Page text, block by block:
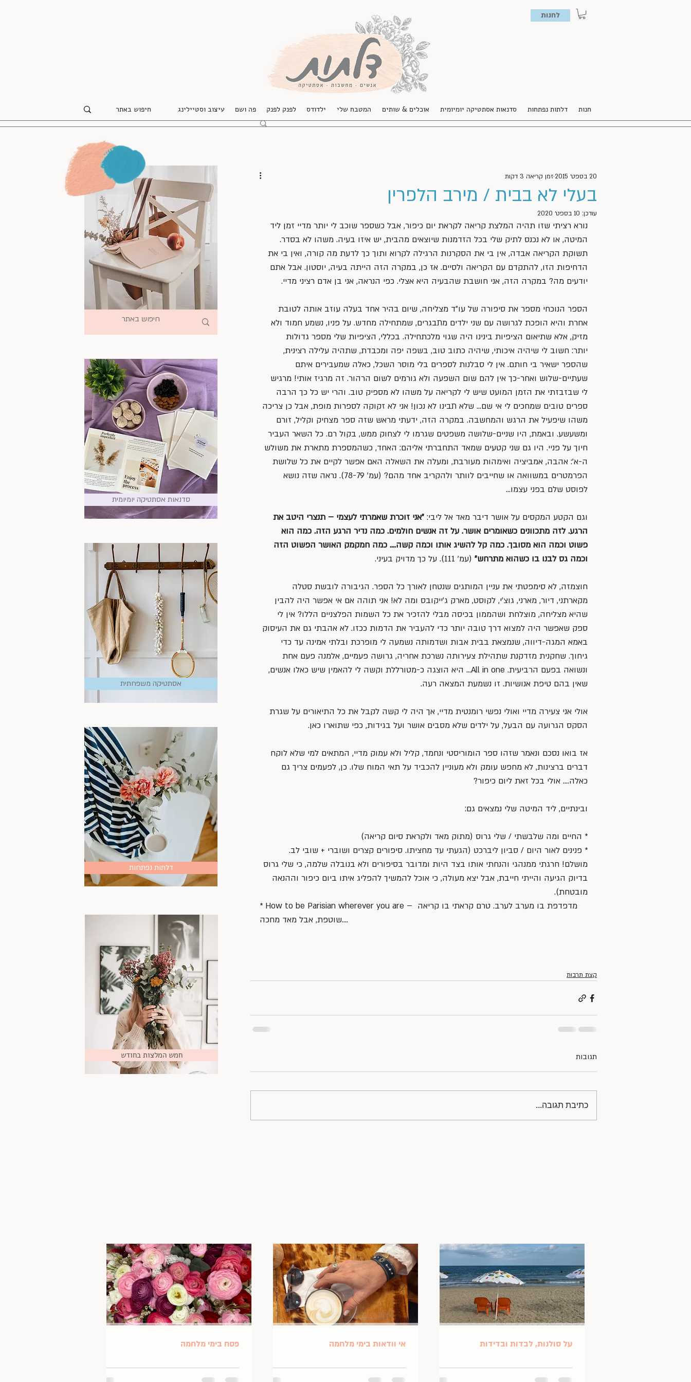
לחנות
חנות דלתות נפתחות סדנאות אסתטיקה יומיומית אוכלים & שותים המטבח שלי ילדודס לפנק לפנק פה ושם עיצוב וסטיילינג
בעלי לא בבית / מירב הלפרין
20 בספט׳ 2015 זמן קריאה 3 דקות
עודכן: 10 בספט׳ 2020
נורא רציתי שזו תהיה המלצת קריאה לקראת יום כיפור, אבל כשספר שוכב לי יותר מדיי זמן ליד
המיטה, או לא נכנס לתיק שלי בכל הזדמנות שיוצאים מהבית, יש איזו בעיה. משהו לא בסדר.
תשוקת הקריאה אבדה, אין בי את הסקרנות הרגילה לקרוא ותוך כך לדעת מה קורה, ואין בי את
הדחיפות הזו, להתקדם עם הקריאה ולסיים. אז כן, במקרה הזה הייתה בעיה, יוסטון. אבל אתם
יודעים מה? במקרה הזה, אני חושבת שהבעיה היא אצלי. כפי הנראה, אני בן אדם רציני מדיי.
הספר הנוכחי מספר את סיפורה של עו״ד מצליחה, שיום בהיר אחד בעלה עוזב אותה לטובת
אחרת והיא הופכת לגרושה עם שני ילדים מתבגרים, שמתחילה מחדש. על פניו, נשמע חמוד ולא
מזיק, אלא שתיאום הציפיות בינינו היה שגוי מלכתחילה. בכללי, הציפיות שלי מספר גדולות
יותר: חשוב לי שיהיה איכותי, שיהיה כתוב טוב, בשפה יפה ומכבדת, שתהיה עלילה רצינית,
שהספר ישאיר בי חותם. אין לי סבלנות לספרים בלי מוסר השכל, כאלה שמעבירים איתם
שעתיים-שלוש ואחר-כך אין להם שום השפעה ולא גורמים לשום הרהור. זה מרגיז אותי! מרגיש
לי שבזבזתי את הזמן המועט שיש לי לקריאה על משהו לא מספיק טוב. והרי יש כל כך הרבה
ספרים טובים שמחכים לי אי שם… שלא תבינו לא נכון! אני לא זקוקה לספרות מופת, אבל כן צריכה
משהו שיפעיל את הרגש והמחשבה. במקרה הזה, ידעתי מראש שזה ספר מצחיק וקליל, זורם
ומשעשע. ובאמת, היו שניים-שלושה משפטים שגרמו לי לצחוק ממש, בקול רם. כל השאר העביר
חיוך על פניי. היו גם שני קטעים שמאד התחברתי אליהם: האחד, כשהמספרת מתארת את משולש
ה-א׳: אהבה, אמביציה ואימהות מעורבת, ומעלה את השאלה האם אפשר לקיים את כל שלושת
הפרמטרים במשוואה או שחייבים לוותר ולהקריב אחד מהם? (עמ׳ 78-79). נראה שזה נושא
לפוסט שלם בפני עצמו…
וגם הקטע המקסים על אושר דיבר מאד אל ליבי: ״אני זוכרת שאמרתי לעצמי – תנצרי היטב את
הרגע. לזה מתכוונים כשאומרים אושר. על זה אנשים חולמים. כמה נדיר הרגע הזה. כמה הוא
פשוט וכמה הוא מסובך. כמה קל להשיג אותו וכמה קשה…. כמה חמקמק האושר הפשוט הזה
וכמה גס לבנו בו כשהוא מתרחש״ (עמ׳ 111). על כך מדויק בעיני.
חוצמזה, לא סימפטתי את עניין המותגים שנטחן לאורך כל הספר. הגיבורה לובשת סטלה
מקארתני, דיור, מארני, גוצ׳י, לקוסט, מארק ג׳ייקובס ומה לא! אני תוהה אם אי אפשר היה להבין
שהיא מצליחה, מוצלחת ושהממון בכיסה מבלי להזכיר את כל השמות הפלצניים הללו? אין לי
ספק שאפשר היה למצוא דרך טובה יותר כדי להעביר את הדמות ככזו. לא אהבתי גם את העיסוק
באמא המגה-דיווה, שנמצאת בבית אבות ושדמותה נשמעה לי מופרכת ובלתי אמינה עד כדי
גיחוך. שחקנית מזדקנת שתהילת צעירותה נשרכת אחריה, גרושה פעמיים, אלמנה פעם אחת
ונשואה בפעם הרביעית. All in one… היא הוצגה כ-מטורללת וקשה לי להאמין שיש כאלו אנשים,
שאין בהם טיפת אנושיות. זו נשמעת המצאה רעה.
אולי אני צעירה מדיי ואולי נפשי רומנטית מדיי, אך היה לי קשה לקבל את כל התיאורים על שגרת
הסקס הגרועה עם הבעל, על ילדים שלא מסבים אושר ועל בגידות, כפי שתוארו כאן.
אז בואו נסכם ונאמר שזהו ספר הומוריסטי ונחמד, קליל ולא עמוק מדיי, המתאים למי שלא לוקח
דברים ברצינות, לא מחפש עומק ולא מעוניין להכביד על תאי המוח שלו. כן, לפעמים צריך גם
כאלה…. אולי בכל זאת ליום כיפור?
ובינתיים, ליד המיטה שלי נמצאים גם:
* החיים ומה שלבשתי / שלי גרוס (מתוק מאד ולקראת סיום קריאה)
* פנינים לאור היום / סביון ליברכט (הגעתי עד מחציתו. סיפורים קצרים ושוברי + שובי לב.
מושלם! חרגתי ממנהגי והנחתי אותו בצד היות ומדובר בסיפורים ולא בנובלה שלמה, כי שלי גרוס
בדיוק הגיעה והייתי חייבת, אבל יצא מעולה, כי אוכל להמשיך להפליג איתו ביום כיפור וההנאה
מובטחת).
* How to be Parisian wherever you are – מדפדפת בו מערב לערב. טרם קראתי בו קריאה
שוטפת, אבל מאד מחכה….
קצת תרבות
תגובות
כתיבת תגובה...
סדנאות אסתטיקה יומיומית
אסתטיקה משפחתית
דלתות נפתחות
חמש המלצות בחודש
על סולנות, לבדות ובדידות אי וודאות בימי מלחמה פסח בימי מלחמה